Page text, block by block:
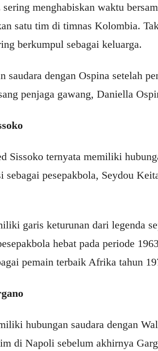
menghabiskan waktu
satu tim di timnas Kolombia.
berkumpul sebagai keluarga.
dengan Ospina setelah
penjaga gawang, Daniella
Sissoko ternyata memiliki
sebagai pesepakbola, Seydou
garis keturunan dari legenda
hebat pada periode
pemain terbaik Afrika tahun
hubungan saudara dengan
di Napoli sebelum akhirnya